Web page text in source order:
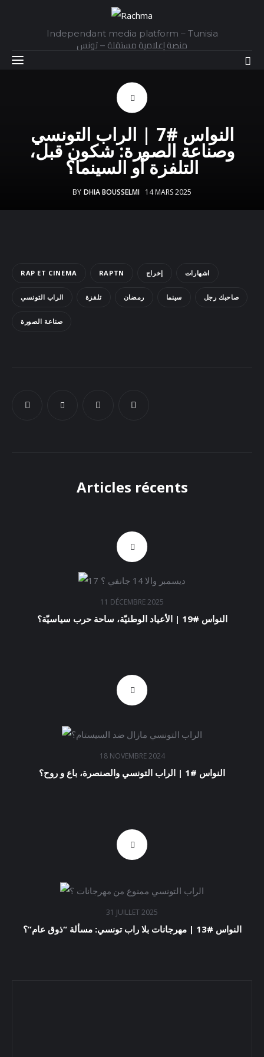
Independant media platform – Tunisia
منصة إعلامية مستقلة – تونس
Sounds
النواس #7 | الراب التونسي
وصناعة الصورة: شكون قبل،
التلفزة أو السينما؟
BY DHIA BOUSSELMI 14 MARS 2025
RAP ET CINEMA RAPTN إخراج اشهارات
الراب التونسي تلفزة رمضان سينما صاحبك رجل
صناعة الصورة
Articles récents
11 DÉCEMBRE 2025
النواس #19 | الأعياد الوطنيّة، ساحة حرب سياسيّة؟
18 NOVEMBRE 2024
النواس #1 | الراب التونسي والصنصرة، باع و روح؟
31 JUILLET 2025
النواس #13 | مهرجانات بلا راب تونسي: مسألة “ذوق عام”؟